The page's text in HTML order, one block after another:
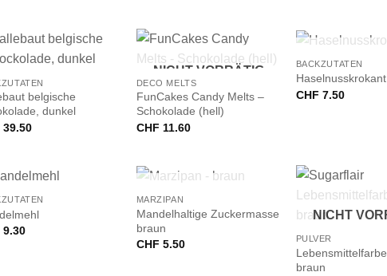
belgische
dunkel
39.50
+
NICHT VORRÄTIG
DECO MELTS
FunCakes Candy Melts –
Schokolade (hell)
CHF 11.60
+
NICHT
BACKZUTATEN
Haselnusskrokant
CHF 7.50
9.30
+
NICHT VORRÄTIG
MARZIPAN
Mandelhaltige Zuckermasse
braun
CHF 5.50
+
NICHT
PULVER
braun